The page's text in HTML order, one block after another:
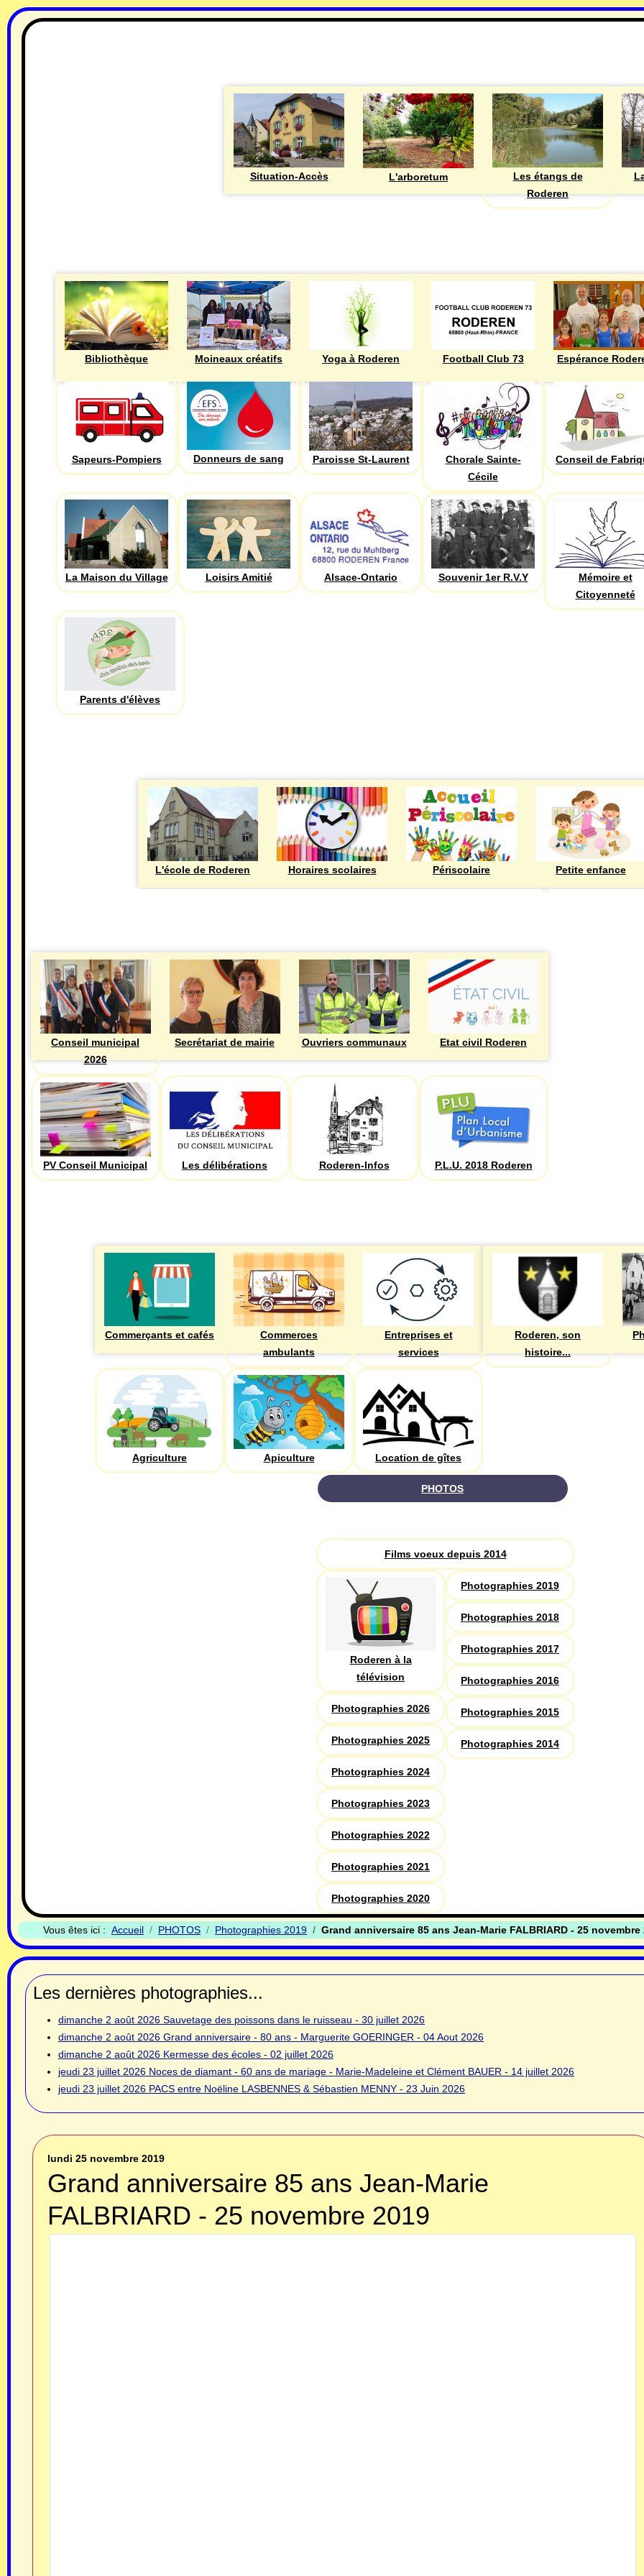
Situation-Accès L'arboretum
Les étangs de
Roderen
Bibliothèque Moineaux créatifs Yoga à Roderen Football Club 73 Espérance
Sapeurs-Pompiers Donneurs de sang Paroisse St-Laurent
Chorale Sainte-
Cécile
Conseil de
La Maison du Village Loisirs Amitié Alsace-Ontario Souvenir 1er R.V.Y
Mémoire et
Citoyenneté
Parents d'élèves
L'école de Roderen Horaires scolaires Périscolaire Petite enfance
Conseil municipal
2026
Secrétariat de mairie Ouvriers communaux Etat civil Roderen
PV Conseil Municipal Les délibérations Roderen-Infos P.L.U. 2018 Roderen
Commerçants et cafés
Commerces
ambulants
Entreprises et
services
Agriculture Apiculture Location de gîtes
Roderen, son
histoire...
PHOTOS
Films voeux depuis 2014
Roderen à la
télévision
Photographies 2026
Photographies 2025
Photographies 2024
Photographies 2023
Photographies 2022
Photographies 2021
Photographies 2020
Photographies 2019
Photographies 2018
Photographies 2017
Photographies 2016
Photographies 2015
Photographies 2014
Vous êtes ici : Accueil PHOTOS Photographies 2019 Grand anniversaire 85 ans Jean-Marie FALBRIARD - 25 novembre
Les dernières photographies...
dimanche 2 août 2026 Sauvetage des poissons dans le ruisseau - 30 juillet 2026
dimanche 2 août 2026 Grand anniversaire - 80 ans - Marguerite GOERINGER - 04 Aout 2026
dimanche 2 août 2026 Kermesse des écoles - 02 juillet 2026
jeudi 23 juillet 2026 Noces de diamant - 60 ans de mariage - Marie-Madeleine et Clément BAUER - 14 juillet 2026
jeudi 23 juillet 2026 PACS entre Noëline LASBENNES & Sébastien MENNY - 23 Juin 2026
lundi 25 novembre 2019
Grand anniversaire 85 ans Jean-Marie
FALBRIARD - 25 novembre 2019